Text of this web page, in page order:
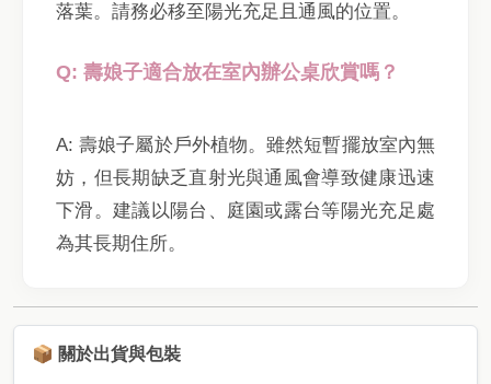
落葉。請務必移至陽光充足且通風的位置。
Q: 壽娘子適合放在室內辦公桌欣賞嗎？
A: 壽娘子屬於戶外植物。雖然短暫擺放室內無
妨，但長期缺乏直射光與通風會導致健康迅速
下滑。建議以陽台、庭園或露台等陽光充足處
為其長期住所。
📦 關於出貨與包裝